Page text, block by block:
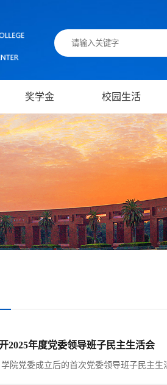
奖学金 校园生活
2025年度党委领导班子民主生活会